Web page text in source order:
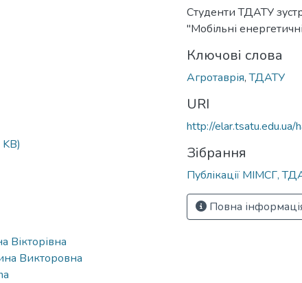
Вікторівна
Викторовна
Студенти ТДАТУ
"Мобільні
Ключові слова
Агротаврія,ТДАТУ
URI
http://
Зібрання
Публікації МІМСГ,
Повна